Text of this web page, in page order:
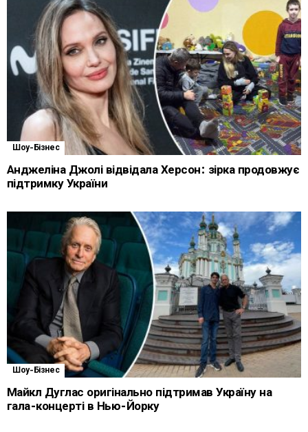
Шоу-Бізнес
Анджеліна Джолі відвідала Херсон: зірка продовжує
підтримку України
Шоу-Бізнес
Майкл Дуглас оригінально підтримав Україну на
гала-концерті в Нью-Йорку